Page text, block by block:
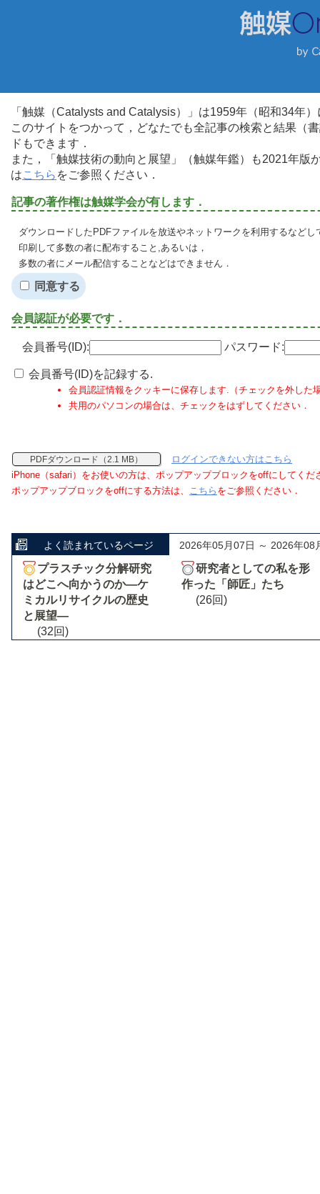
「触媒（Catalysts and Catalysis）」は1959年（昭和34年
このサイトをつかって，どなたでも全記事の検索と結果（
ドもできます．
また，「触媒技術の動向と展望」（触媒年鑑）も2021年
はこちら をご参照ください．
記事の著作権は触媒学会が有します．
ダウンロードしたPDFファイルを放送やネットワークを利用するなど
印刷して多数の者に配布すること,あるいは，
多数の者にメール配信することなどはできません．
同意する
会員認証が必要です．
会員番号(ID): パスワード:
会員番号(ID)を記録する.
会員認証情報をクッキーに保存します.（チェックを外した
共用のパソコンの場合は、チェックをはずしてください．
PDFダウンロード（2.1 MB）
ログインできない方はこちら
iPhone（safari）をお使いの方は、ポップアップブロックをoffにしてくだ
ポップアップブロックをoffにする方法は、 こちら をご参照ください．
よく読まれているページ 2026年05月07日 ～ 2026年08
プラスチック分解研究
はどこへ向かうのか―ケ
ミカルリサイクルの歴史
と展望―
(32回)
研究者としての私を形
作った「師匠」たち
(26回)